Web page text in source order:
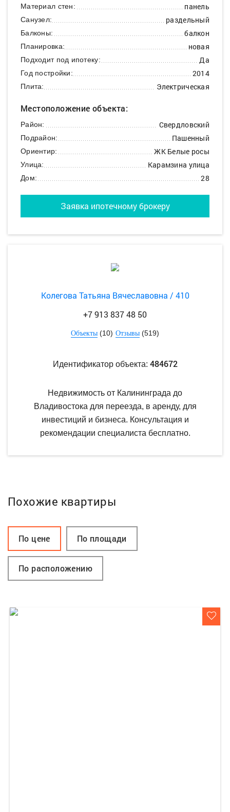
Материал стен: панель
Санузел: раздельный
Балконы: балкон
Планировка: новая
Подходит под ипотеку: Да
Год постройки: 2014
Плита: Электрическая
Местоположение объекта:
Район: Свердловский
Подрайон: Пашенный
Ориентир: ЖК Белые росы
Улица: Карамзина улица
Дом: 28
Заявка ипотечному брокеру
Колегова Татьяна Вячеславовна / 410
+7 913 837 48 50
Объекты (10) Отзывы (519)
Идентификатор объекта: 484672
Недвижимость от Калининграда до
Владивостока для переезда, в аренду, для
инвестиций и бизнеса. Консультация и
рекомендации специалиста бесплатно.
Похожие квартиры
По цене По площади
По расположению